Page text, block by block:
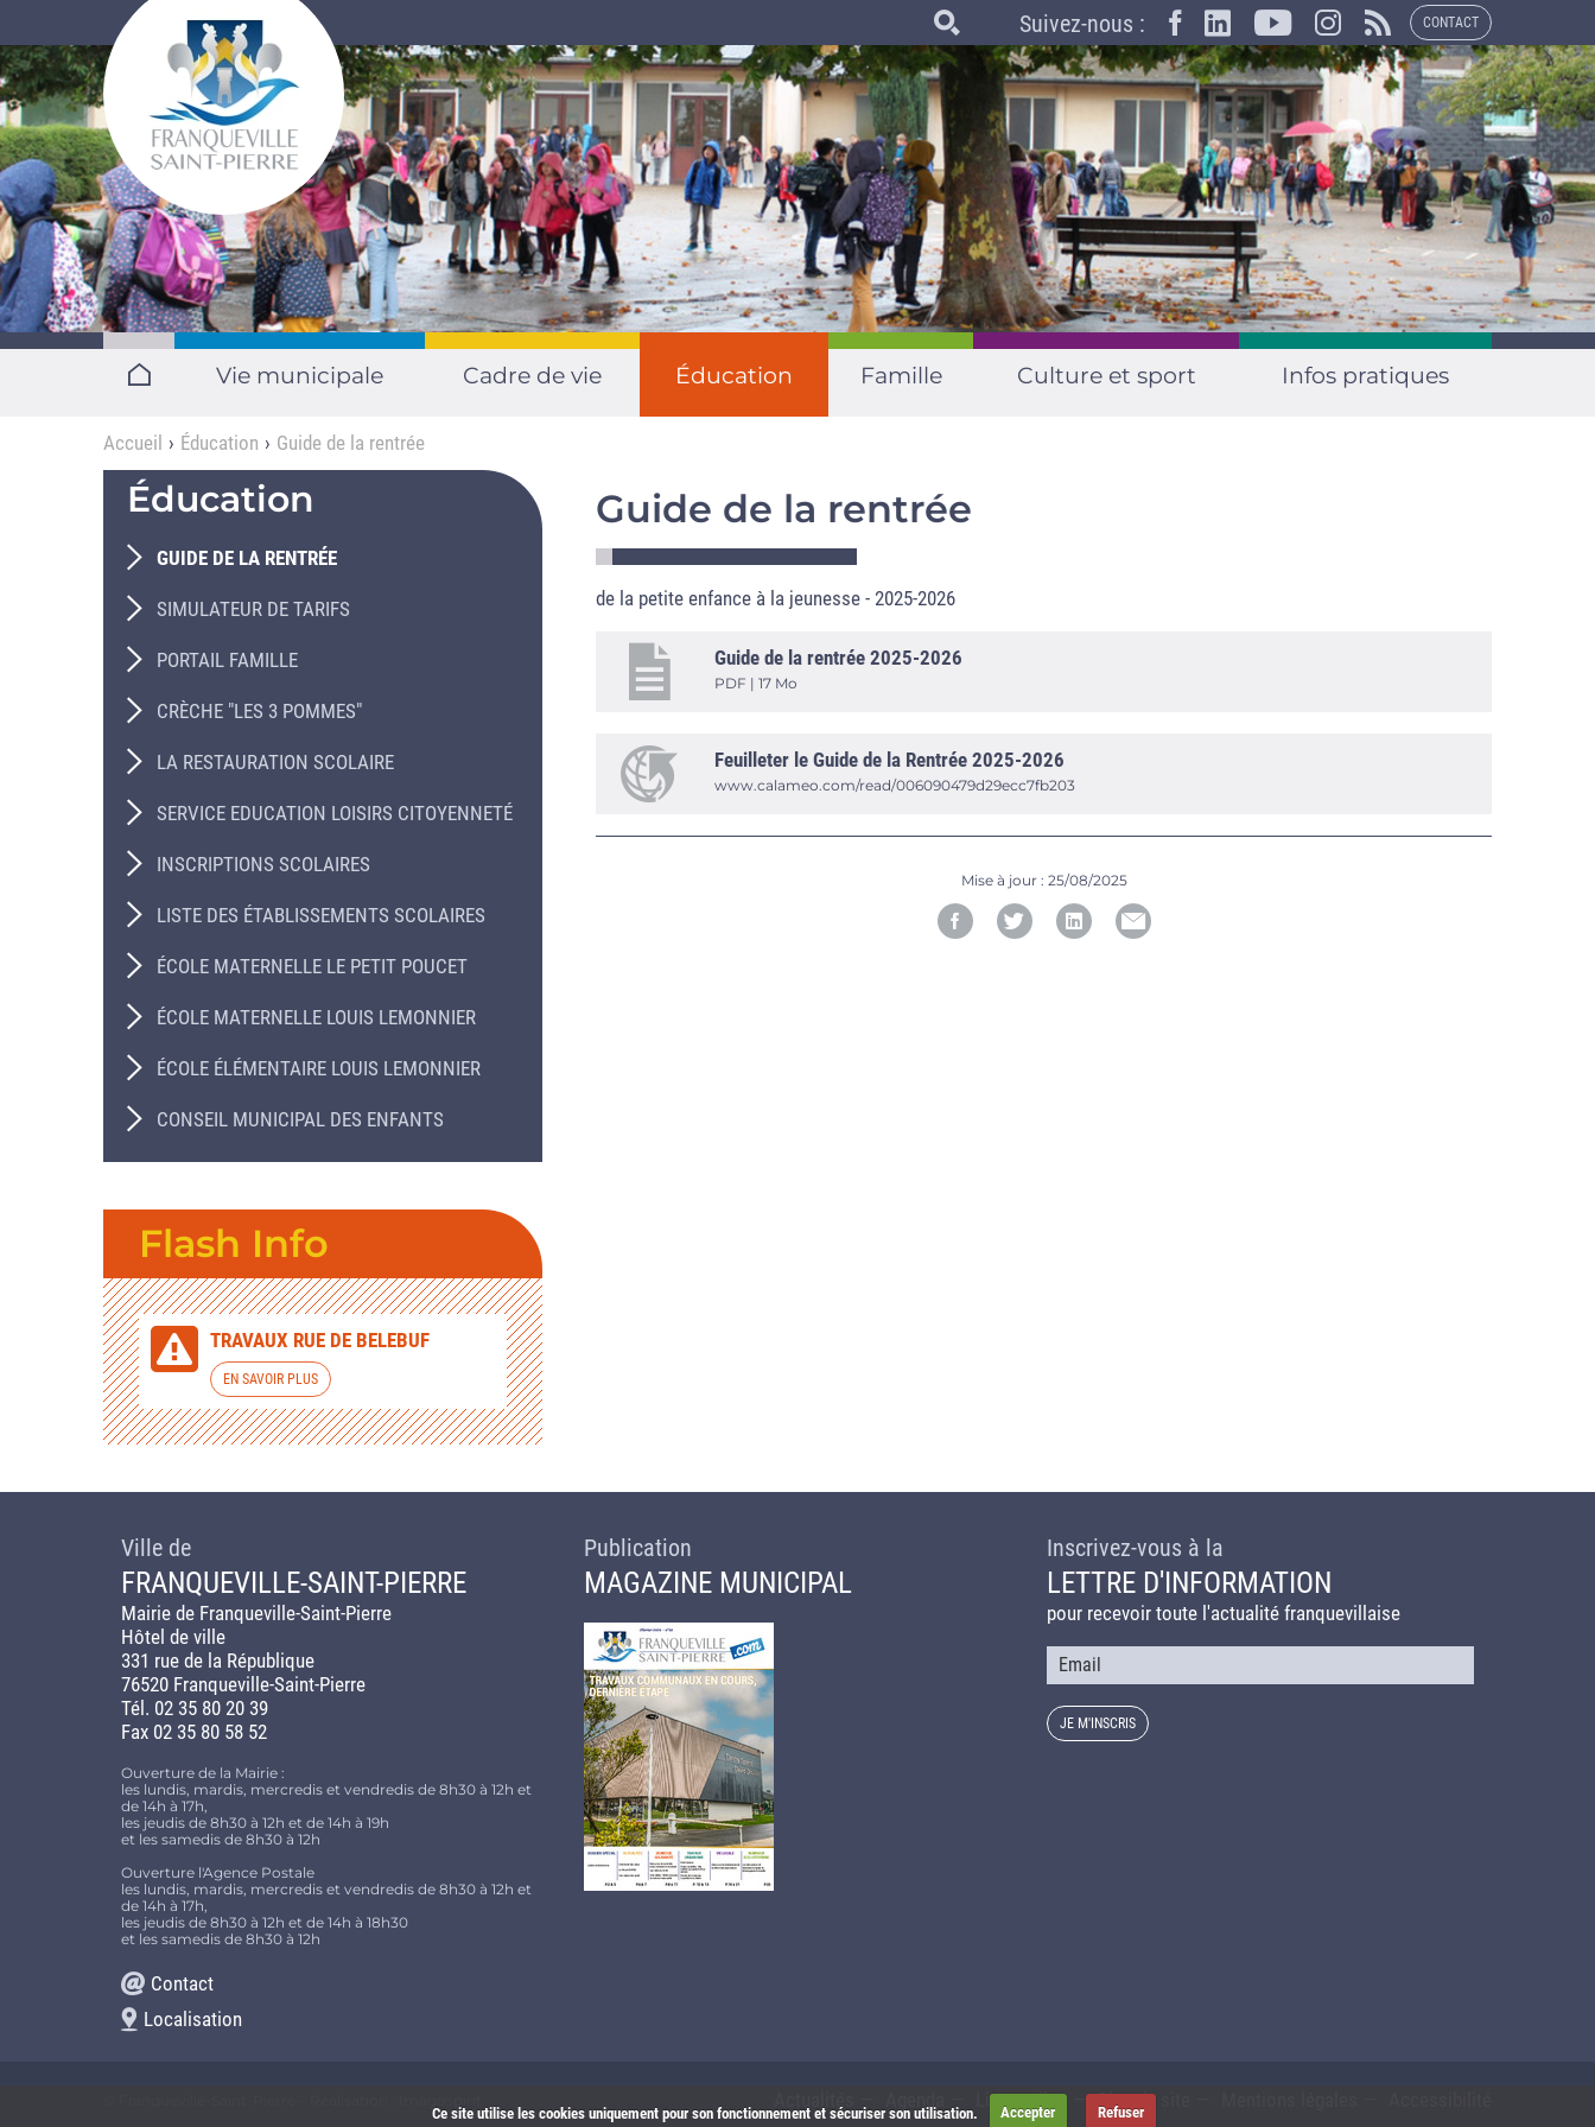
Ce site utilise les cookies uniquement pour son fonctionnement et sécuriser son utilisation. Accepter Refuser
Aller au contenu principal Suivez-nous : CONTACT
Vie municipale Cadre de vie Éducation Famille Culture et sport Infos pratiques
Accueil Éducation Guide de la rentrée
Guide de la rentrée
de la petite enfance à la jeunesse - 2025-2026
Guide de la rentrée 2025-2026
PDF | 17 Mo
Feuilleter le Guide de la Rentrée 2025-2026
www.calameo.com/read/006090479d29ecc7fb203
Mise à jour : 25/08/2025
Éducation
GUIDE DE LA RENTRÉE
SIMULATEUR DE TARIFS
PORTAIL FAMILLE
CRÈCHE "LES 3 POMMES"
LA RESTAURATION SCOLAIRE
SERVICE EDUCATION LOISIRS CITOYENNETÉ
INSCRIPTIONS SCOLAIRES
LISTE DES ÉTABLISSEMENTS SCOLAIRES
ÉCOLE MATERNELLE LE PETIT POUCET
ÉCOLE MATERNELLE LOUIS LEMONNIER
ÉCOLE ÉLÉMENTAIRE LOUIS LEMONNIER
CONSEIL MUNICIPAL DES ENFANTS
Flash Info
TRAVAUX RUE DE BELEBUF
EN SAVOIR PLUS
Ville de
FRANQUEVILLE-SAINT-PIERRE
Mairie de Franqueville-Saint-Pierre
Hôtel de ville
331 rue de la République
76520 Franqueville-Saint-Pierre
Tél. 02 35 80 20 39
Fax 02 35 80 58 52
Ouverture de la Mairie :
les lundis, mardis, mercredis et vendredis de 8h30 à 12h et
de 14h à 17h,
les jeudis de 8h30 à 12h et de 14h à 19h
et les samedis de 8h30 à 12h
Ouverture l'Agence Postale
les lundis, mardis, mercredis et vendredis de 8h30 à 12h et
de 14h à 17h,
les jeudis de 8h30 à 12h et de 14h à 18h30
et les samedis de 8h30 à 12h
Contact
Localisation
Publication
MAGAZINE MUNICIPAL
Inscrivez-vous à la
LETTRE D'INFORMATION
pour recevoir toute l'actualité franquevillaise
Courriel
Actualités Agenda Liens utiles Plan du site